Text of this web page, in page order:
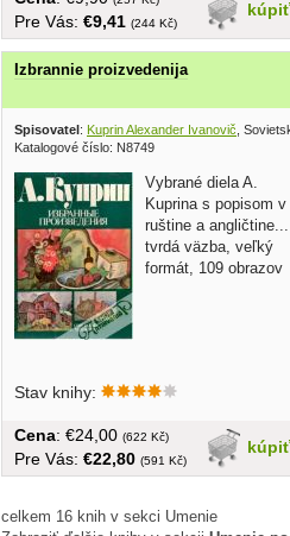
kúpiť
Pre Vás: €9,41 (244 Kč)
Izbrannie proizvedenija
Spisovatel : Kuprin Alexander Ivanovič ,
Katalogové číslo: N8749
Vybrané diela A.
Kuprina s popisom v
ruštine a angličtine...
tvrdá väzba, veľký
formát, 109 obrazov
Stav knihy:
kúpiť
Cena: €24,00 (622 Kč)
Pre Vás: €22,80 (591 Kč)
celkem 16 knih v sekci Umenie